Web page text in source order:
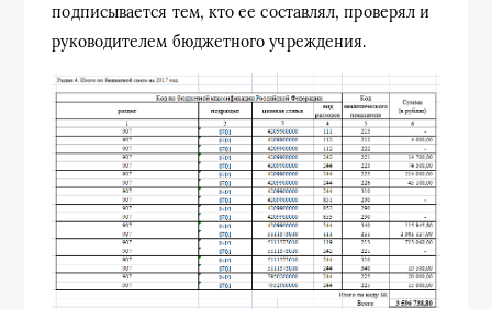
подписывается тем, кто ее составлял, проверял и
руководителем бюджетного учреждения.